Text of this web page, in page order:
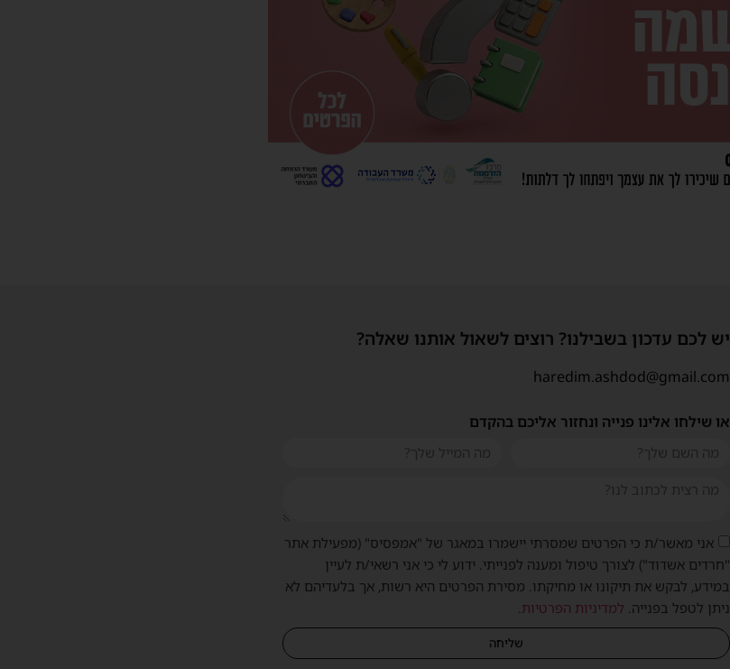
יש לכם עדכון בשבילנו? רוצים לשאול אותנו שאלה?
haredim.ashdod@gmail.com
או שילחו אלינו פנייה ונחזור אליכם בהקדם
אני מאשר/ת כי הפרטים שמסרתי יישמרו במאגר של "אמפסיס" (מפעילת אתר
"חרדים אשדוד") לצורך טיפול ומענה לפנייתי. ידוע לי כי אני רשאי/ת לעיין
במידע, לבקש את תיקונו או מחיקתו. מסירת הפרטים היא רשות, אך בלעדיהם לא
ניתן לטפל בפנייה. למדיניות הפרטיות.
שליחה